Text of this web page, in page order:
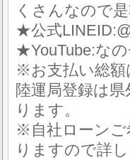
くさんなので
★公式
★YouTube:な
※お支払い総額
陸運局登録は
ります。
※自社ローンご
りますので詳